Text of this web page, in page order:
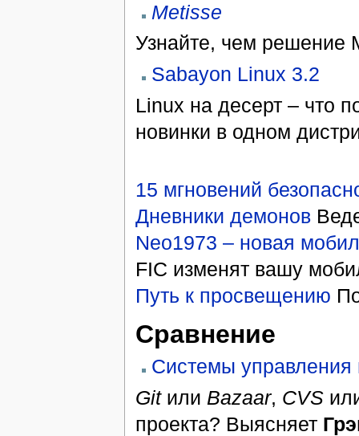
Metisse
Узнайте, чем решение
Sabayon Linux 3.2
Linux на десерт – что
новинки в одном
15 мгновений
Дневники демонов
Neo1973 – новая
FIC изменят вашу
Путь к просвещению
Сравнение
Системы управления
Gitили Bazaar, CVS
проекта? Выясняет